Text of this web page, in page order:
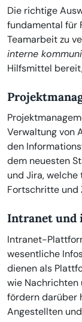
Die richtige
fundamental für
Teamarbeit zu
interne
Hilfsmittel
Verwaltung von
den
dem neuesten
und Jira,
Fortschritte und
Intranet und
Intranet-
wesentliche
dienen als
wie Nachrichten
fördern darüber
Angestellten